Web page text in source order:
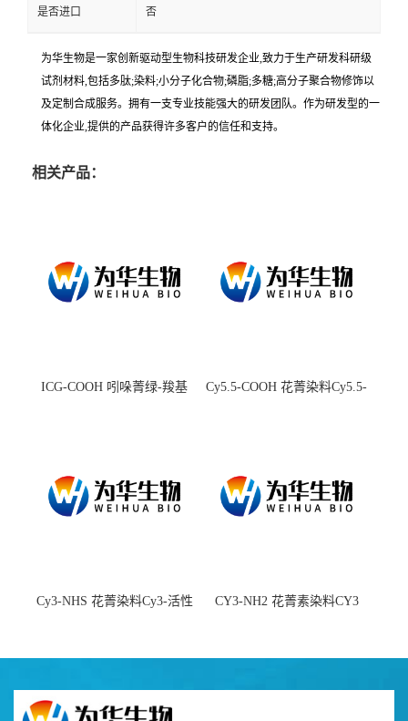
是否进口 否
为华生物是一家创新驱动型生物科技研发企业,致力于生产研发科研级
试剂材料,包括多肽;染料;小分子化合物;磷脂;多糖;高分子聚合物修饰以
及定制合成服务。拥有一支专业技能强大的研发团队。作为研发型的一
体化企业,提供的产品获得许多客户的信任和支持。
相关产品：
ICG-COOH 吲哚菁绿-羧基
Cy5.5-COOH 花菁染料Cy5.5-
Cy3-NHS 花菁染料Cy3-活性
CY3-NH2 花菁素染料CY3